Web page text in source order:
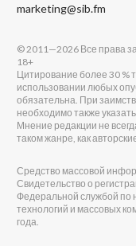
marketing@sib.fm
© 2011—2026 Все права
18+
Цитирование более 30 %
использовании любых
обязательна. При
необходимо также
Мнение редакции не
таком жанре, как
Средство массовой
Свидетельство о
Федеральной службой по
технологий и массовых
года.